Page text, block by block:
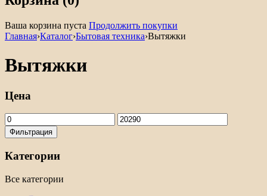
Ваша корзина пуста Продолжить покупки
Главная›Каталог›Бытовая техника›Вытяжки
Вытяжки
Цена
Минимальная
цена
Максимальная
цена
Фильтрация
Категории
Все категории